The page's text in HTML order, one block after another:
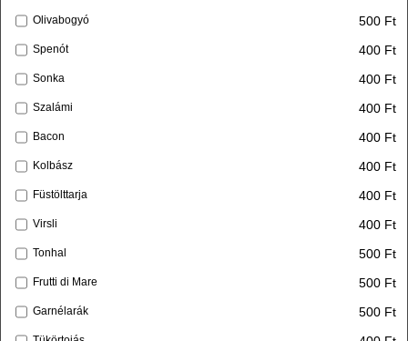
Olivabogyó 500 Ft
Spenót 400 Ft
Sonka 400 Ft
Szalámi 400 Ft
Bacon 400 Ft
Kolbász 400 Ft
Füstölttarja 400 Ft
Virsli 400 Ft
Tonhal 500 Ft
Frutti di Mare 500 Ft
Garnélarák 500 Ft